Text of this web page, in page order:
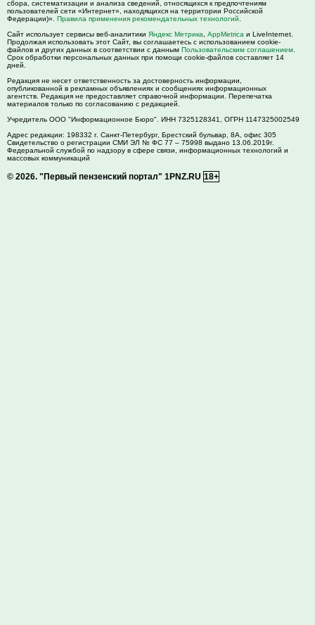
сбора, систематизации и анализа сведений, относящихся к предпочтениям
пользователей сети «Интернет», находящихся на территории Российской
Федерации)». Правила применения рекомендательных технологий
Сайт использует сервисы веб-аналитики Яндекс Метрика AppMetrica и LiveInternet.
Продолжая использовать этот Сайт, вы соглашаетесь с использованием cookie-
файлов и других данных в соответствии с данным Пользовательским соглашением
Срок обработки персональных данных при помощи cookie-файлов составляет 14
дней.
Редакция не несет ответственность за достоверность информации,
опубликованной в рекламных объявлениях и сообщениях информационных
агентств. Редакция не предоставляет справочной информации. Перепечатка
материалов только по согласованию с редакцией.
Учредитель ООО "Информационное Бюро". ИНН 7325128341, ОГРН 1147325002549
Адрес редакции: 198332 г. Санкт-Петербург, Брестский бульвар, 8А, офис 305
Свидетельство о регистрации СМИ ЭЛ № ФС 77 – 75998 выдано 13.06.2019г.
Федеральной службой по надзору в сфере связи, информационных технологий и
массовых коммуникаций
© 2026. "Первый пензенский портал" 1PNZ.RU 18+